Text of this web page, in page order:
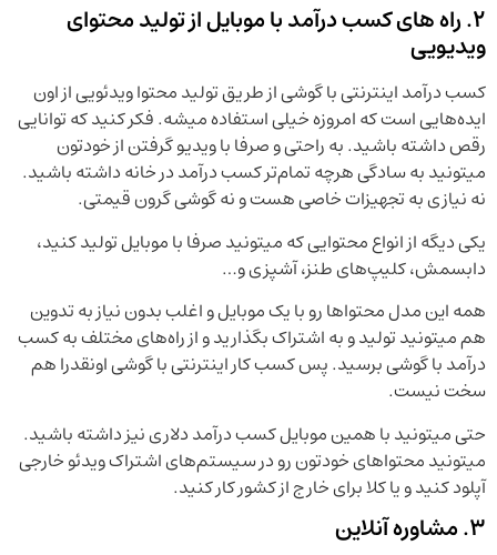
2. راه های کسب درآمد با موبایل از تولید محتوای
ویدیویی
کسب درآمد اینترنتی با گوشی از طریق تولید محتوا ویدئویی از اون
ایده‌هایی است که امروزه خیلی استفاده میشه. فکر کنید که توانایی
رقص داشته باشید. به راحتی و صرفا با ویدیو گرفتن از خودتون
میتونید به سادگی هرچه تمام‌تر کسب درآمد در خانه داشته باشید.
نه نیازی به تجهیزات خاصی هست و نه گوشی گرون قیمتی.
یکی دیگه از انواع محتوایی که میتونید صرفا با موبایل تولید کنید،
دابسمش، کلیپ‌های طنز، آشپزی و…
همه این مدل محتواها رو با یک موبایل و اغلب بدون نیاز به تدوین
هم میتونید تولید و به اشتراک بگذارید و از راه‌های مختلف به کسب
درآمد با گوشی برسید. پس کسب کار اینترنتی با گوشی اونقدرا هم
سخت نیست.
حتی میتونید با همین موبایل کسب درآمد دلاری نیز داشته باشید.
میتونید محتواهای خودتون رو در سیستم‌های اشتراک ویدئو خارجی
آپلود کنید و یا کلا برای خارج از کشور کار کنید.
3. مشاوره آنلاین